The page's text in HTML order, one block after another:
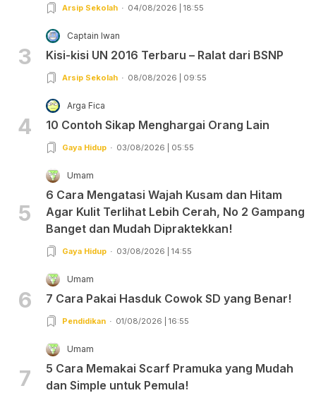
Arsip Sekolah 04/08/2026 | 18:55
3
Captain Iwan
Kisi-kisi UN 2016 Terbaru – Ralat dari BSNP
Arsip Sekolah 08/08/2026 | 09:55
4
Arga Fica
10 Contoh Sikap Menghargai Orang Lain
Gaya Hidup 03/08/2026 | 05:55
5
Umam
6 Cara Mengatasi Wajah Kusam dan Hitam
Agar Kulit Terlihat Lebih Cerah, No 2 Gampang
Banget dan Mudah Dipraktekkan!
Gaya Hidup 03/08/2026 | 14:55
6
Umam
7 Cara Pakai Hasduk Cowok SD yang Benar!
Pendidikan 01/08/2026 | 16:55
7
Umam
5 Cara Memakai Scarf Pramuka yang Mudah
dan Simple untuk Pemula!